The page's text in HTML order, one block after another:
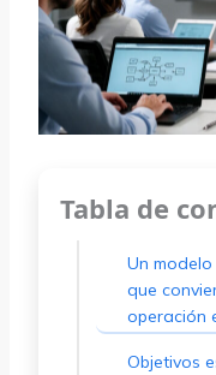
Tabla de
Un
que
operación
Objetivos